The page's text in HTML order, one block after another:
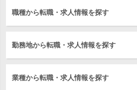
職種から転職・求人情報を探す
勤務地から転職・求人情報を探す
業種から転職・求人情報を探す